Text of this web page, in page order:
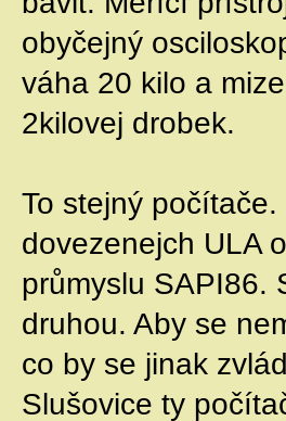
obyčejný
váha 20 kilo a
2kilovej drobek.
To stejný
dovezenejch ULA
průmyslu SAPI86.
druhou. Aby se
co by se jinak
Slušovice ty